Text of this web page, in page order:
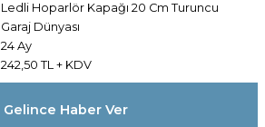
Ledli Hoparlör Kapağı 20 Cm Turuncu
Garaj Dünyası
24 Ay
242,50 TL + KDV
Gelince Haber Ver